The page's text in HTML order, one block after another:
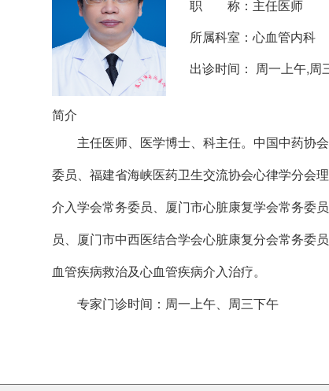
职 称：主任医师
所属科室：心血管内科
出诊时间： 周一上午,周
简介
主任医师、医学博士、科主任。中国中药协
委员、福建省海峡医药卫生交流协会心律学分会
介入学会常务委员、厦门市心脏康复学会常务委
员、厦门市中西医结合学会心脏康复分会常务委
血管疾病救治及心血管疾病介入治疗。
专家门诊时间：周一上午、周三下午